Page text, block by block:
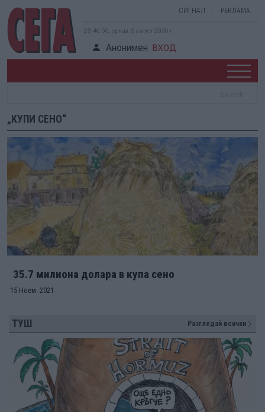
СИГНАЛ РЕКЛАМА
23:46:50, сряда, 5 август 2026 г.
Анонимен ВХОД
„КУПИ СЕНО“
35.7 милиона долара в купа сено
15 Ноем. 2021
ТУШ Разгледай всички